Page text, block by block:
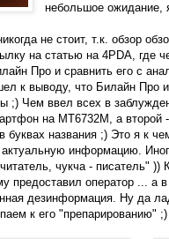
небольшое ожидание,
не стоит, т.к. обзор
на статью на 4PDA, где
Про и сравнить его с
к выводу, что Билайн Про
;) Чем ввел всех в
на MT6732M, а второй
буквах названия ;) Это я к
информацию.
чукча - писатель"
предоставил оператор ... а в
дезинформация. Ну да
к его "препарированию" ;)